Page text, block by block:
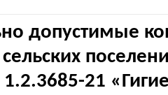
допустимые
21